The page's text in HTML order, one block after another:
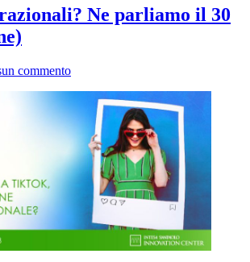
Ne parliamo il 30
commento